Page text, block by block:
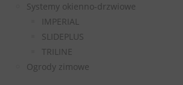
Systemy okienno-drzwiowe
IMPERIAL
SLIDEPLUS
TRILINE
Ogrody zimowe